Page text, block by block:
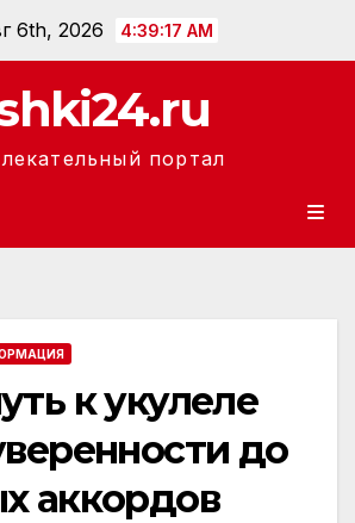
6th, 2026 4:39:18 AM
портал
к укулеле
до
аккордов